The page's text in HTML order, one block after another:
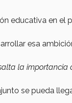
educativa en el
esa
la importancia
se pueda